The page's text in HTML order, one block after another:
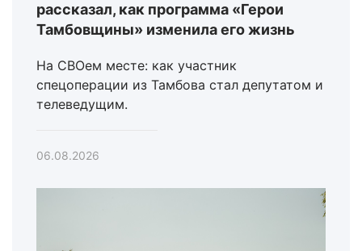
рассказал, как программа «Герои
Тамбовщины» изменила его жизнь
На СВОем месте: как участник
спецоперации из Тамбова стал депутатом и
телеведущим.
06.08.2026